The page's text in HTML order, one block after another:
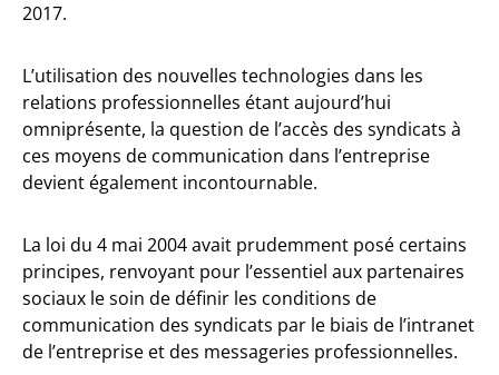
2017.
L’utilisation des nouvelles technologies dans les
relations professionnelles étant aujourd’hui
omniprésente, la question de l’accès des syndicats à
ces moyens de communication dans l’entreprise
devient également incontournable.
La loi du 4 mai 2004 avait prudemment posé certains
principes, renvoyant pour l’essentiel aux partenaires
sociaux le soin de définir les conditions de
communication des syndicats par le biais de l’intranet
de l’entreprise et des messageries professionnelles.